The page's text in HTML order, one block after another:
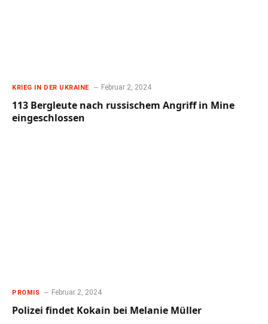
KRIEG IN DER UKRAINE Februar 2, 2024
113 Bergleute nach russischem Angriff in Mine
eingeschlossen
PROMIS Februar 2, 2024
Polizei findet Kokain bei Melanie Müller